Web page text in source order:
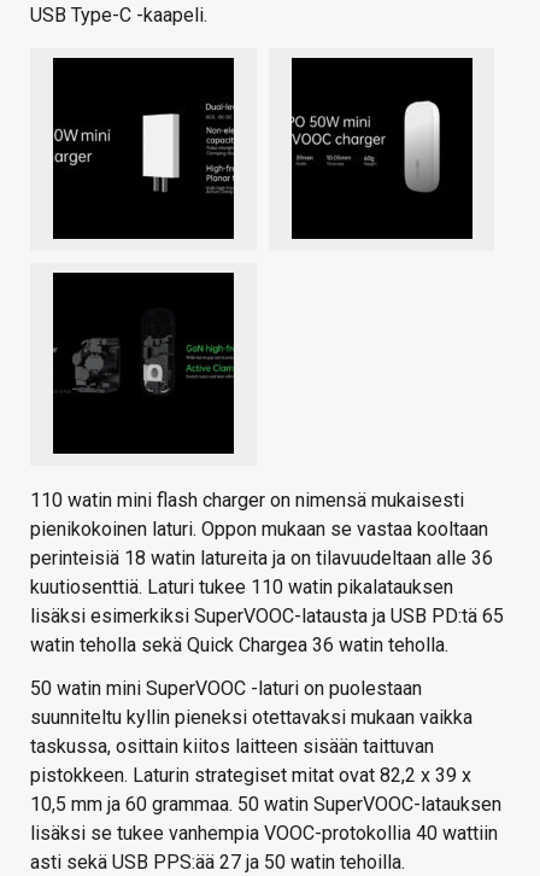
USB Type-C -kaapeli.
110 watin mini flash charger on nimensä mukaisesti
pienikokoinen laturi. Oppon mukaan se vastaa kooltaan
perinteisiä 18 watin latureita ja on tilavuudeltaan alle 36
kuutiosenttiä. Laturi tukee 110 watin pikalatauksen
lisäksi esimerkiksi SuperVOOC-latausta ja USB PD:tä 65
watin teholla sekä Quick Chargea 36 watin teholla.
50 watin mini SuperVOOC -laturi on puolestaan
suunniteltu kyllin pieneksi otettavaksi mukaan vaikka
taskussa, osittain kiitos laitteen sisään taittuvan
pistokkeen. Laturin strategiset mitat ovat 82,2 x 39 x
10,5 mm ja 60 grammaa. 50 watin SuperVOOC-latauksen
lisäksi se tukee vanhempia VOOC-protokollia 40 wattiin
asti sekä USB PPS:ää 27 ja 50 watin tehoilla.